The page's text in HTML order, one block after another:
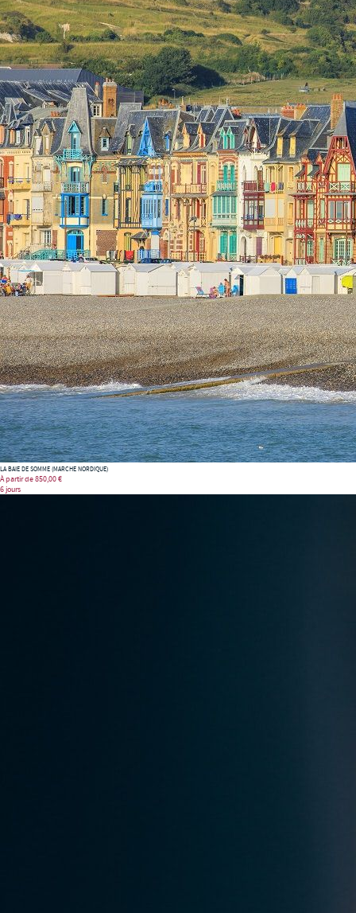
LA BAIE DE SOMME (MARCHE NORDIQUE)
À partir de850,00 €
6 jours